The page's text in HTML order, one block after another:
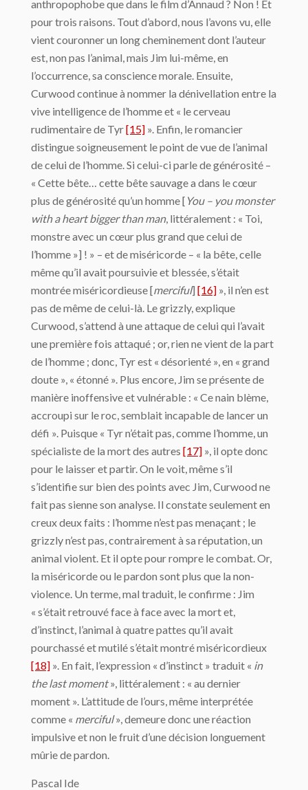
anthropophobe que dans le film d’Annaud ? Non ! Et
pour trois raisons. Tout d’abord, nous l’avons vu, elle
vient couronner un long cheminement dont l’auteur
est, non pas l’animal, mais Jim lui-même, en
l’occurrence, sa conscience morale. Ensuite,
Curwood continue à nommer la dénivellation entre la
vive intelligence de l’homme et « le cerveau
rudimentaire de Tyr[15] ». Enfin, le romancier
distingue soigneusement le point de vue de l’animal
de celui de l’homme. Si celui-ci parle de générosité –
« Cette bête… cette bête sauvage a dans le cœur
plus de générosité qu’un homme [ You – you monster
with a heart bigger than man, littéralement : « Toi,
monstre avec un cœur plus grand que celui de
l’homme »] ! » – et de miséricorde – « la bête, celle
même qu’il avait poursuivie et blessée, s’était
montrée miséricordieuse [merciful] [16] », il n’en est
pas de même de celui-là. Le grizzly, explique
Curwood, s’attend à une attaque de celui qui l’avait
une première fois attaqué ; or, rien ne vient de la part
de l’homme ; donc, Tyr est « désorienté », en « grand
doute », « étonné ». Plus encore, Jim se présente de
manière inoffensive et vulnérable : « Ce nain blème,
accroupi sur le roc, semblait incapable de lancer un
défi ». Puisque « Tyr n’était pas, comme l’homme, un
spécialiste de la mort des autres [17] », il opte donc
pour le laisser et partir. On le voit, même s’il
s’identifie sur bien des points avec Jim, Curwood ne
fait pas sienne son analyse. Il constate seulement en
creux deux faits : l’homme n’est pas menaçant ; le
grizzly n’est pas, contrairement à sa réputation, un
animal violent. Et il opte pour rompre le combat. Or,
la miséricorde ou le pardon sont plus que la non-
violence. Un terme, mal traduit, le confirme : Jim
« s’était retrouvé face à face avec la mort et,
d’instinct, l’animal à quatre pattes qu’il avait
pourchassé et mutilé s’était montré miséricordieux
[18] ». En fait, l’expression « d’instinct » traduit « in
the last moment», littéralement : « au dernier
moment ». L’attitude de l’ours, même interprétée
comme « merciful», demeure donc une réaction
impulsive et non le fruit d’une décision longuement
mûrie de pardon.
Pascal Ide